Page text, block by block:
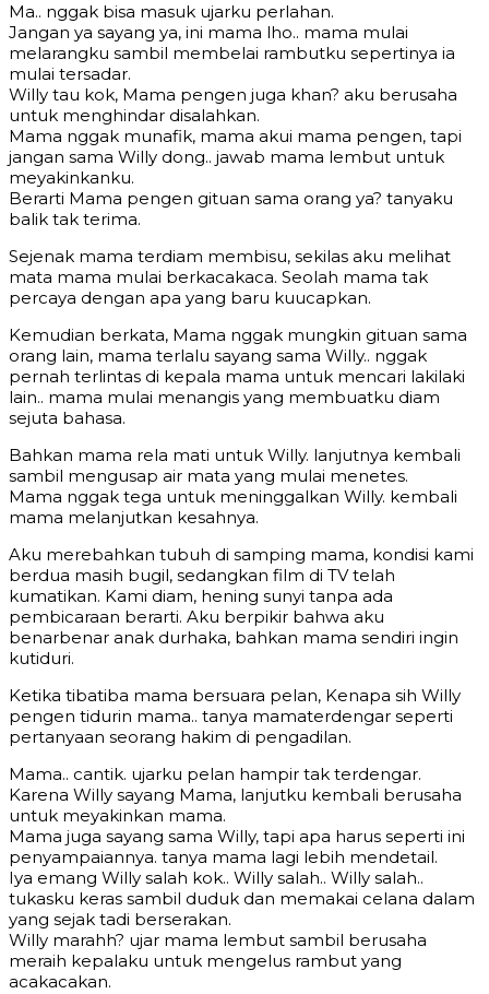
Ma.. nggak bisa masuk ujarku perlahan.
Jangan ya sayang ya, ini mama lho.. mama mulai
melarangku sambil membelai rambutku sepertinya ia
mulai tersadar.
Willy tau kok, Mama pengen juga khan? aku berusaha
untuk menghindar disalahkan.
Mama nggak munafik, mama akui mama pengen, tapi
jangan sama Willy dong.. jawab mama lembut untuk
meyakinkanku.
Berarti Mama pengen gituan sama orang ya? tanyaku
balik tak terima.
Sejenak mama terdiam membisu, sekilas aku melihat
mata mama mulai berkacakaca. Seolah mama tak
percaya dengan apa yang baru kuucapkan.
Kemudian berkata, Mama nggak mungkin gituan sama
orang lain, mama terlalu sayang sama Willy.. nggak
pernah terlintas di kepala mama untuk mencari lakilaki
lain.. mama mulai menangis yang membuatku diam
sejuta bahasa.
Bahkan mama rela mati untuk Willy. lanjutnya kembali
sambil mengusap air mata yang mulai menetes.
Mama nggak tega untuk meninggalkan Willy. kembali
mama melanjutkan kesahnya.
Aku merebahkan tubuh di samping mama, kondisi kami
berdua masih bugil, sedangkan film di TV telah
kumatikan. Kami diam, hening sunyi tanpa ada
pembicaraan berarti. Aku berpikir bahwa aku
benarbenar anak durhaka, bahkan mama sendiri ingin
kutiduri.
Ketika tibatiba mama bersuara pelan, Kenapa sih Willy
pengen tidurin mama.. tanya mamaterdengar seperti
pertanyaan seorang hakim di pengadilan.
Mama.. cantik. ujarku pelan hampir tak terdengar.
Karena Willy sayang Mama, lanjutku kembali berusaha
untuk meyakinkan mama.
Mama juga sayang sama Willy, tapi apa harus seperti ini
penyampaiannya. tanya mama lagi lebih mendetail.
Iya emang Willy salah kok.. Willy salah.. Willy salah..
tukasku keras sambil duduk dan memakai celana dalam
yang sejak tadi berserakan.
Willy marahh? ujar mama lembut sambil berusaha
meraih kepalaku untuk mengelus rambut yang
acakacakan.